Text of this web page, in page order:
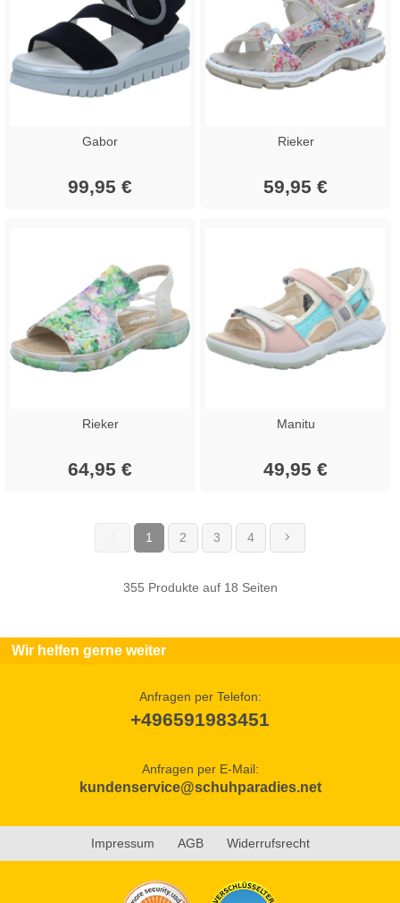
Gabor
99,95 €
Rieker
59,95 €
Rieker
64,95 €
Manitu
49,95 €
1 (current)
2 3 4
355 Produkte auf 18 Seiten
Wir helfen gerne weiter
Anfragen per Telefon:
+496591983451
Anfragen per E-Mail:
kundenservice@schuhparadies.net
Impressum AGB Widerrufsrecht